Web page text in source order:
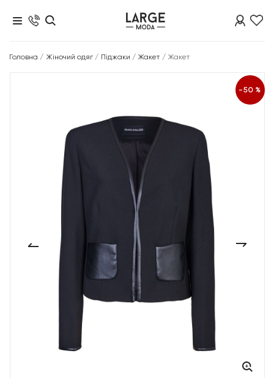
Головна / Жіночий одяг / Піджаки / Жакет / Жакет
-50%